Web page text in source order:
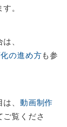
。
、
の進め方も参
は、動画制作
ご覧くださ